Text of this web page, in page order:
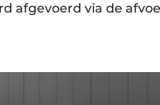
afgevoerd via de